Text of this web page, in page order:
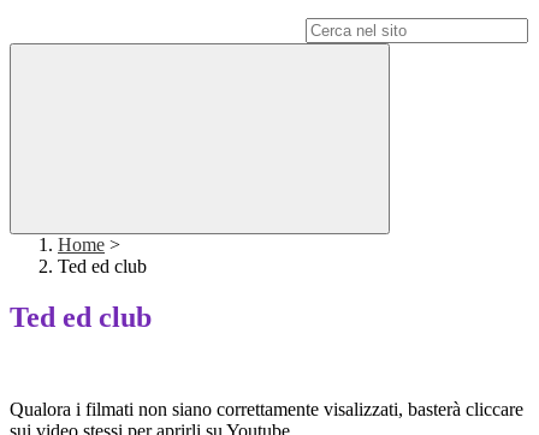
Home >
Ted ed club
Ted ed club
Qualora i filmati non siano correttamente visalizzati, basterà cliccare